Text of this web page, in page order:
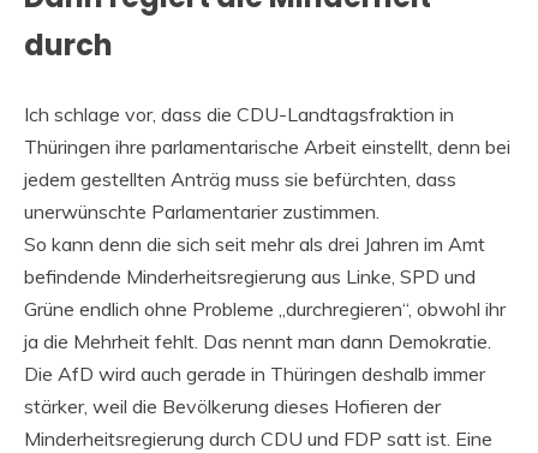
durch
Ich schlage vor, dass die CDU-Landtagsfraktion in
Thüringen ihre parlamentarische Arbeit einstellt, denn bei
jedem gestellten Anträg muss sie befürchten, dass
unerwünschte Parlamentarier zustimmen.
So kann denn die sich seit mehr als drei Jahren im Amt
befindende Minderheitsregierung aus Linke, SPD und
Grüne endlich ohne Probleme „durchregieren“, obwohl ihr
ja die Mehrheit fehlt. Das nennt man dann Demokratie.
Die AfD wird auch gerade in Thüringen deshalb immer
stärker, weil die Bevölkerung dieses Hofieren der
Minderheitsregierung durch CDU und FDP satt ist. Eine